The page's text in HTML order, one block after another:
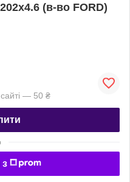
(в-во FORD)
— 50 ₴
з